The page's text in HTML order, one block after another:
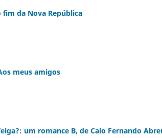
da Nova República
meus amigos
um romance B, de Caio Fernando